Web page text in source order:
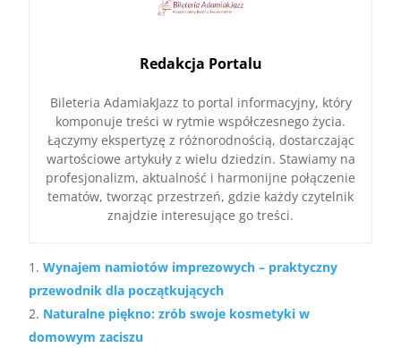
Redakcja Portalu
Bileteria AdamiakJazz to portal informacyjny, który
komponuje treści w rytmie współczesnego życia.
Łączymy ekspertyzę z różnorodnością, dostarczając
wartościowe artykuły z wielu dziedzin. Stawiamy na
profesjonalizm, aktualność i harmonijne połączenie
tematów, tworząc przestrzeń, gdzie każdy czytelnik
znajdzie interesujące go treści.
Wynajem namiotów imprezowych – praktyczny
przewodnik dla początkujących
Naturalne piękno: zrób swoje kosmetyki w
domowym zaciszu